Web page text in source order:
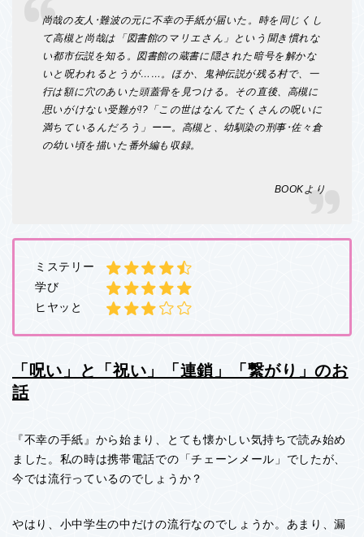
尚哉の友人･難波の元に不幸の手紙が届いた。時を同じくし
て高槻と尚哉は「図書館のマリエさん」という聞き慣れな
い都市伝説を知る。図書館の蔵書に隠された暗号を解かな
いと呪われるとうが……。ほか、鬼神伝説が残る村で、一
行は額に穴のあいた頭蓋骨を見つける。その直後、高槻に
思いがけない受難が!?「この世はなんてたくさんの呪いに
満ちているんだろう」ーー。高槻と、幼馴染の刑事･佐々倉
の幼い頃を描いた番外編も収録。
BOOKより
ミステリー
学び
ヒヤッと
「呪い」と「祝い」「連鎖」「繋がり」のお
話
『不幸の手紙』から始まり、とても懐かしい気持ちで読み始め
ました。私の時は携帯電話での「チェーンメール」でしたが、
今では流行っているのでしょうか？
やはり、小中学生の中だけの流行なのでしょうか。あまり、漏